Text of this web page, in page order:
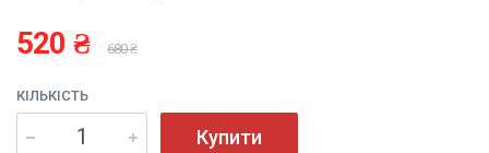
520 ₴ 680 ₴
КІЛЬКІСТЬ
Купити